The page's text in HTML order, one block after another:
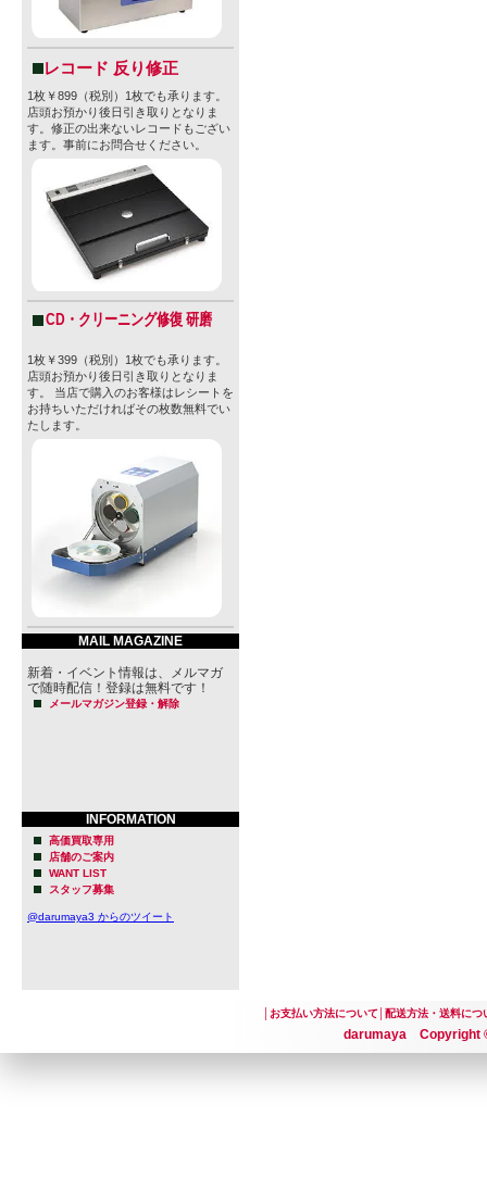
レコード 反り修正
1枚￥899（税別）1枚でも承ります。
店頭お預かり後日引き取りとなりま
す。修正の出来ないレコードもござい
ます。事前にお問合せください。
CD・クリーニング修復 研磨
1枚￥399（税別）1枚でも承ります。
店頭お預かり後日引き取りとなりま
す。 当店で購入のお客様はレシートを
お持ちいただければその枚数無料でい
たします。
MAIL MAGAZINE
新着・イベント情報は、メルマガ
で随時配信！登録は無料です！
メールマガジン登録・解除
INFORMATION
高価買取専用
店舗のご案内
WANT LIST
スタッフ募集
@darumaya3 からのツイート
お支払い方法について│ 配送方法・送料につ
darumaya Copyright